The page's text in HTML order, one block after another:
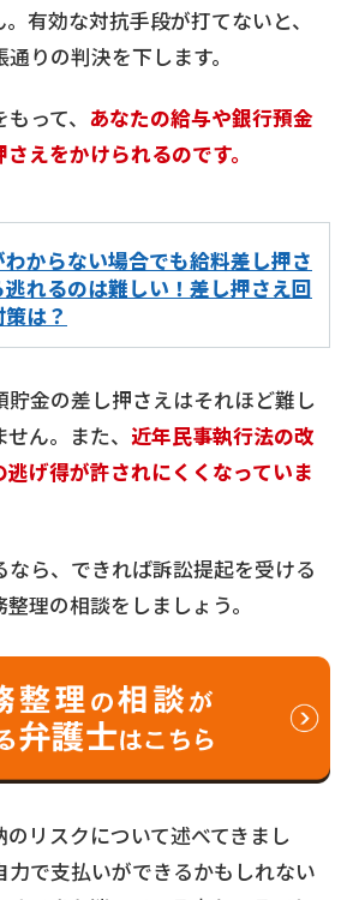
有効な対抗手段が打てないと、
りの判決を下します。
って、 あなたの給与や銀行預金
えをかけられるのです。
からない場合でも給料差し押さ
逃れるのは難しい！差し押さえ回
は？
貯金の差し押さえはそれほど難し
ん。また、 近年民事執行法の改
げ得が許されにくくなっていま
ら、できれば訴訟提起を受ける
理の相談をしましょう。
のリスクについて述べてきまし
力で支払いができるかもしれない